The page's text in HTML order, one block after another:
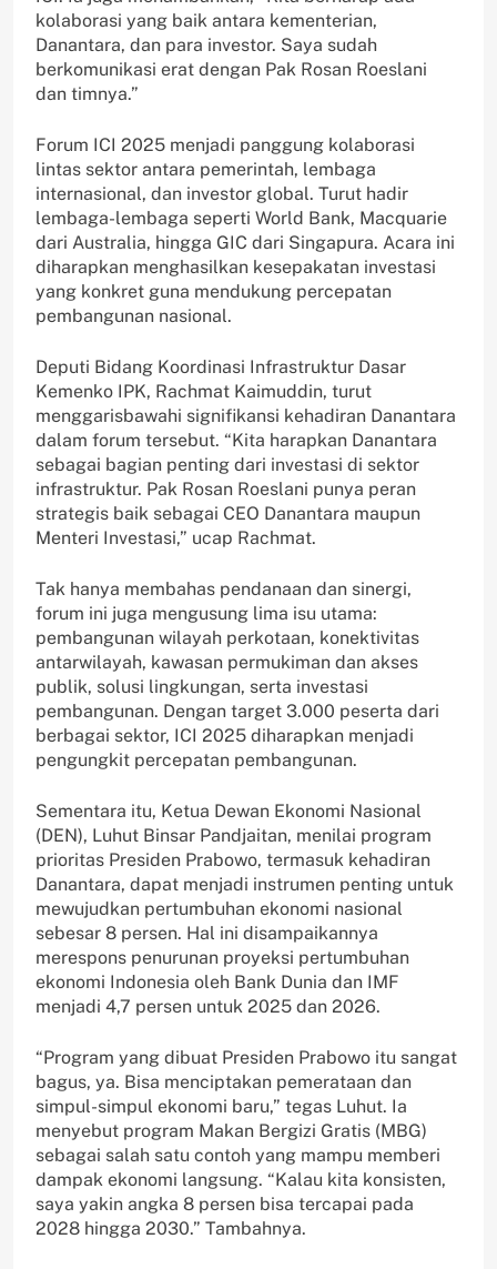
kolaborasi yang baik antara kementerian,
Danantara, dan para investor. Saya sudah
berkomunikasi erat dengan Pak Rosan Roeslani
dan timnya.”
Forum ICI 2025 menjadi panggung kolaborasi
lintas sektor antara pemerintah, lembaga
internasional, dan investor global. Turut hadir
lembaga-lembaga seperti World Bank, Macquarie
dari Australia, hingga GIC dari Singapura. Acara ini
diharapkan menghasilkan kesepakatan investasi
yang konkret guna mendukung percepatan
pembangunan nasional.
Deputi Bidang Koordinasi Infrastruktur Dasar
Kemenko IPK, Rachmat Kaimuddin, turut
menggarisbawahi signifikansi kehadiran Danantara
dalam forum tersebut. “Kita harapkan Danantara
sebagai bagian penting dari investasi di sektor
infrastruktur. Pak Rosan Roeslani punya peran
strategis baik sebagai CEO Danantara maupun
Menteri Investasi,” ucap Rachmat.
Tak hanya membahas pendanaan dan sinergi,
forum ini juga mengusung lima isu utama:
pembangunan wilayah perkotaan, konektivitas
antarwilayah, kawasan permukiman dan akses
publik, solusi lingkungan, serta investasi
pembangunan. Dengan target 3.000 peserta dari
berbagai sektor, ICI 2025 diharapkan menjadi
pengungkit percepatan pembangunan.
Sementara itu, Ketua Dewan Ekonomi Nasional
(DEN), Luhut Binsar Pandjaitan, menilai program
prioritas Presiden Prabowo, termasuk kehadiran
Danantara, dapat menjadi instrumen penting untuk
mewujudkan pertumbuhan ekonomi nasional
sebesar 8 persen. Hal ini disampaikannya
merespons penurunan proyeksi pertumbuhan
ekonomi Indonesia oleh Bank Dunia dan IMF
menjadi 4,7 persen untuk 2025 dan 2026.
“Program yang dibuat Presiden Prabowo itu sangat
bagus, ya. Bisa menciptakan pemerataan dan
simpul-simpul ekonomi baru,” tegas Luhut. Ia
menyebut program Makan Bergizi Gratis (MBG)
sebagai salah satu contoh yang mampu memberi
dampak ekonomi langsung. “Kalau kita konsisten,
saya yakin angka 8 persen bisa tercapai pada
2028 hingga 2030.” Tambahnya.